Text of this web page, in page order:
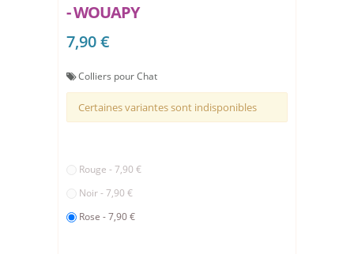
- WOUAPY
7,90 €
Colliers pour Chat
Certaines variantes sont indisponibles
Rouge - 7,90 €
Noir - 7,90 €
Rose - 7,90 €